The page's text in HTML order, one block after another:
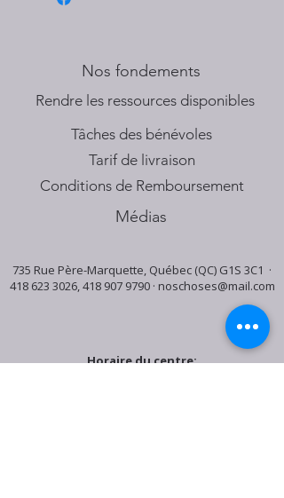
Nos fondements
​Rendre les ressources disponibles
Tâches des bénévoles
Tarif de livraison
Conditions de Remboursement
Médias
735 Rue Père-Marquette, Québec (QC) G1S 3C1 ·
418 623 3026,418 907 9790· noschoses@mail.com
Horaire du centre: